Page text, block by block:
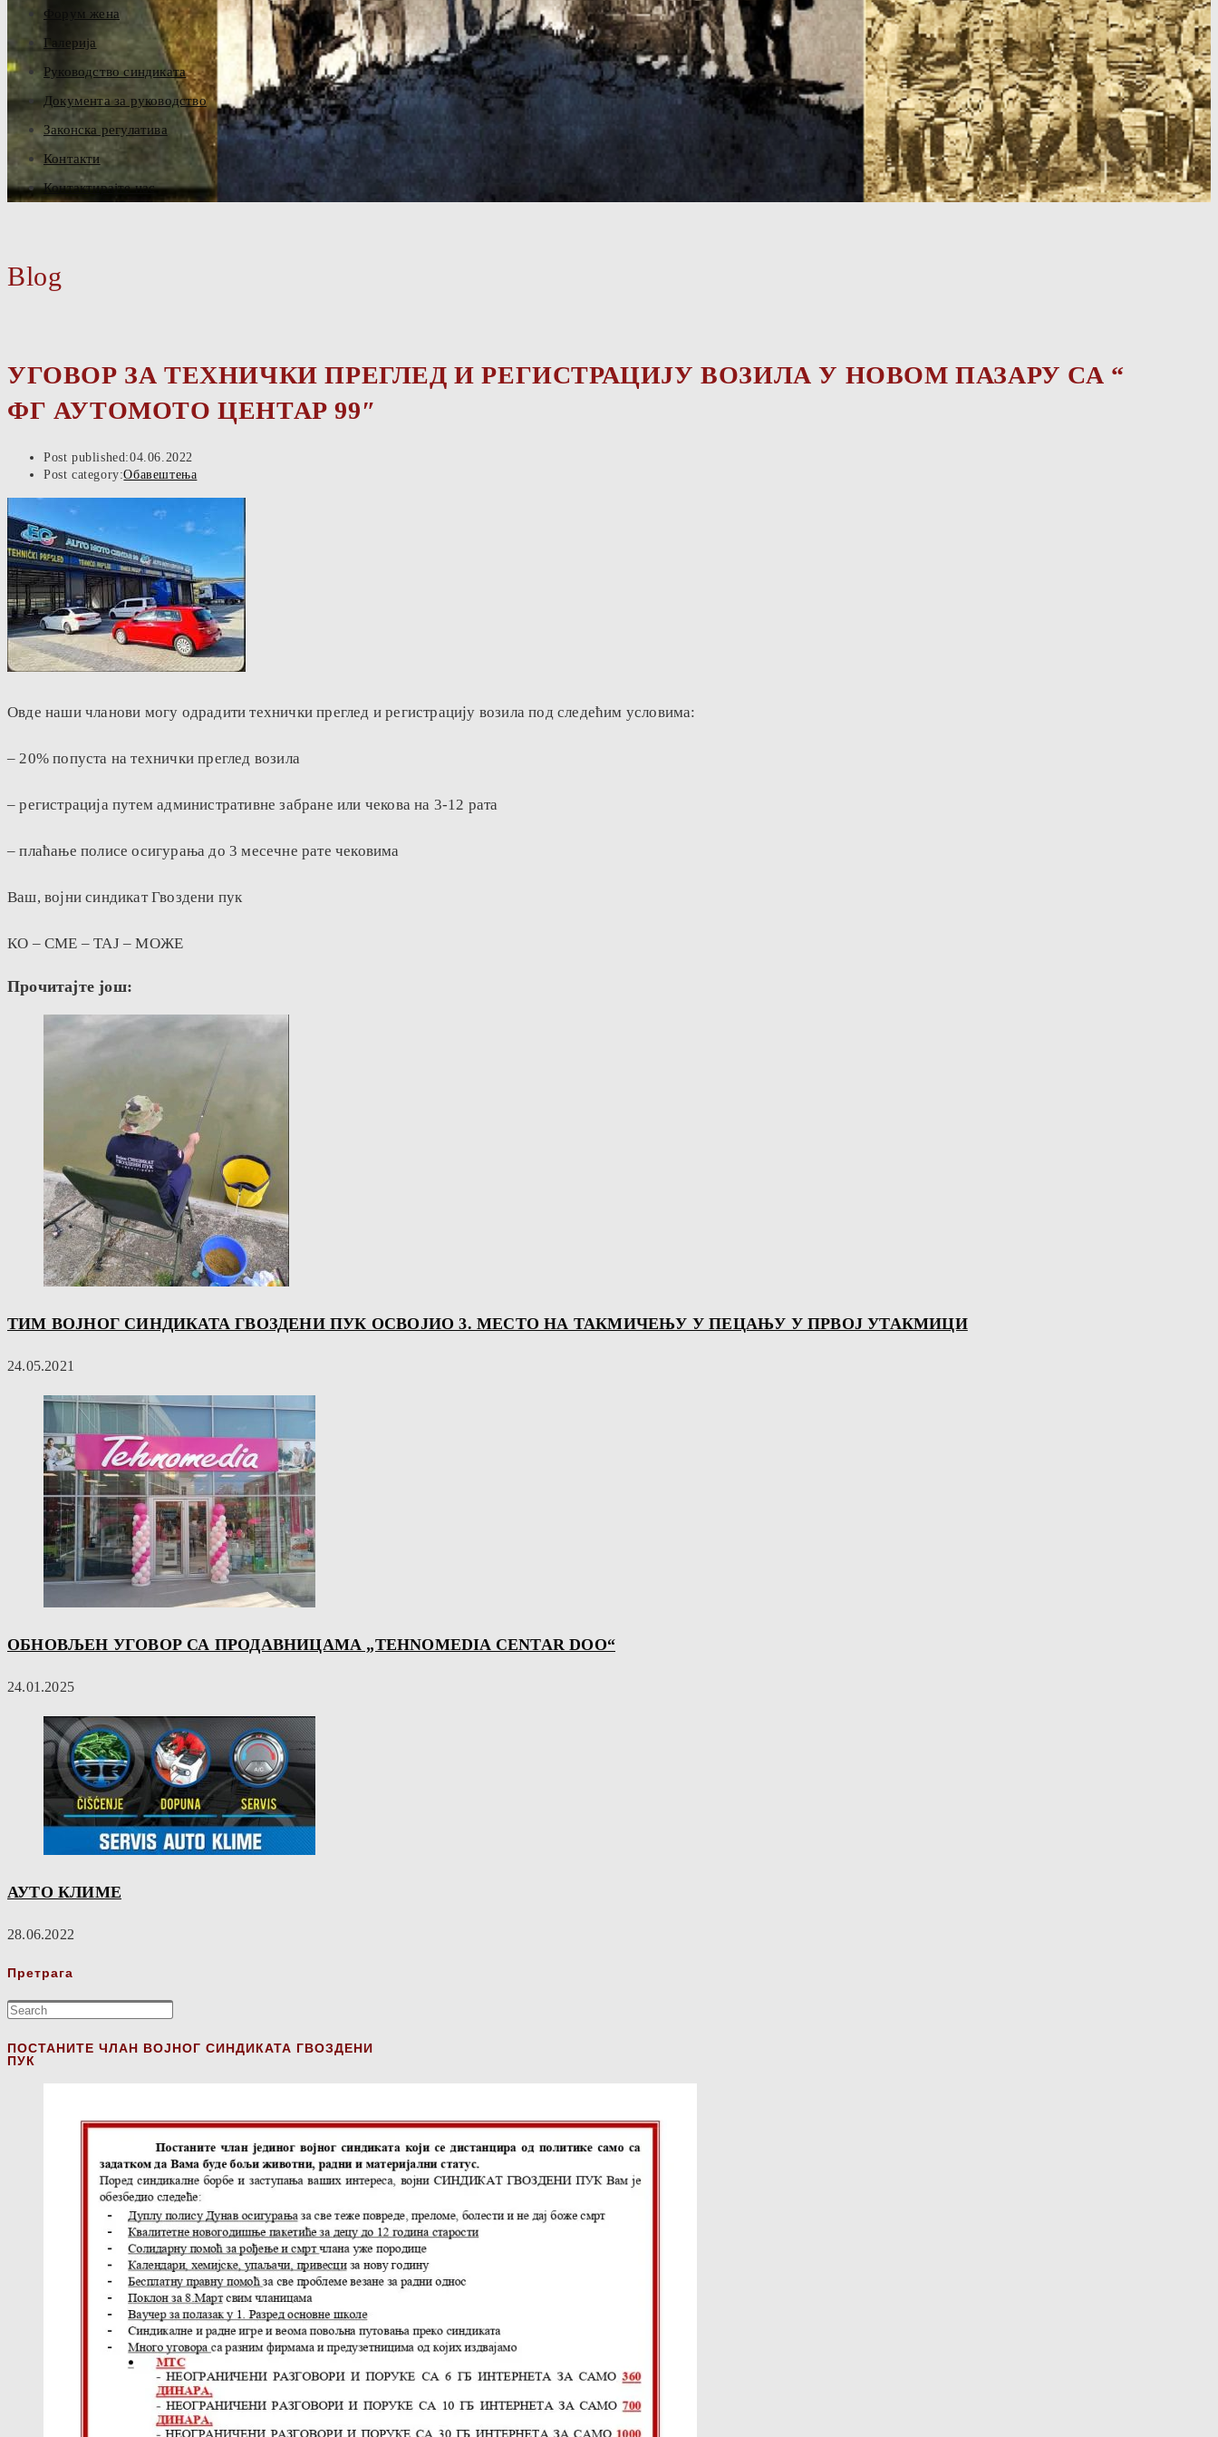
Форум жена
Галерија
Руководство синдиката
Документа за руководство
Законска регулатива
Контакти
Контактирајте нас
Blog
УГОВОР ЗА ТЕХНИЧКИ ПРЕГЛЕД И РЕГИСТРАЦИЈУ ВОЗИЛА У НОВОМ ПАЗАРУ СА “
ФГ АУТОМОТО ЦЕНТАР 99″
Post published:04.06.2022
Post category:Обавештења
Овде наши чланови могу одрадити технички преглед и регистрацију возила под следећим условима:
– 20% попуста на технички преглед возила
– регистрација путем административне забране или чекова на 3-12 рата
– плаћање полисе осигурања до 3 месечне рате чековима
Ваш, војни синдикат Гвоздени пук
КО – СМЕ – ТАЈ – МОЖЕ
Прочитајте још:
ТИМ ВОЈНОГ СИНДИКАТА ГВОЗДЕНИ ПУК ОСВОЈИО 3. МЕСТО НА ТАКМИЧЕЊУ У ПЕЦАЊУ У ПРВОЈ УТАКМИЦИ
24.05.2021
ОБНОВЉЕН УГОВОР СА ПРОДАВНИЦАМА „TEHNOMEDIA CENTAR DOO“
24.01.2025
АУТО КЛИМЕ
28.06.2022
Претрага
ПОСТАНИТЕ ЧЛАН ВОЈНОГ СИНДИКАТА ГВОЗДЕНИ
ПУК